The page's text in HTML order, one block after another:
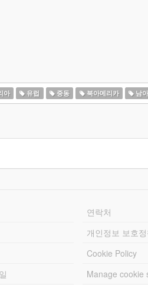
아 유럽 중동 북아메리카 남
연락처
개인정보 보호정
Cookie Policy
Manage cookie